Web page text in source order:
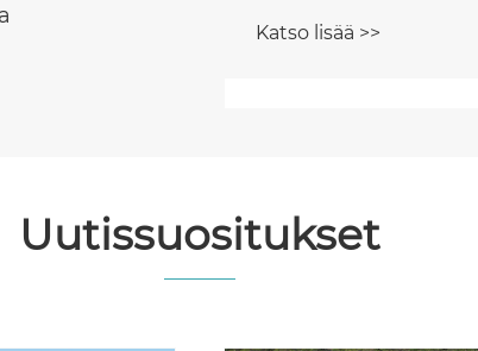
Uutissuositukset